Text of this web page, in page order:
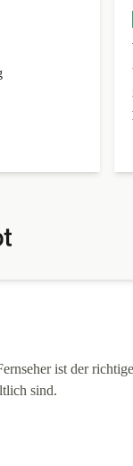
ist der
sind.